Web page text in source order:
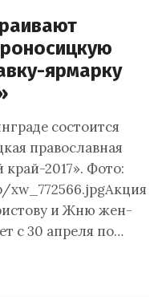
ярмарку
состоится
православная
край-2017». Фото:
и Жню жен-
с 30 апреля по…